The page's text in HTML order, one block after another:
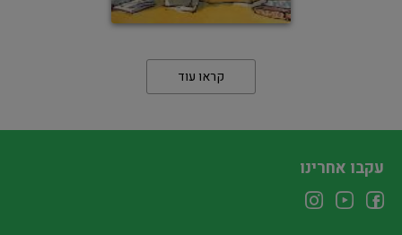
קראו עוד
עקבו אחרינו